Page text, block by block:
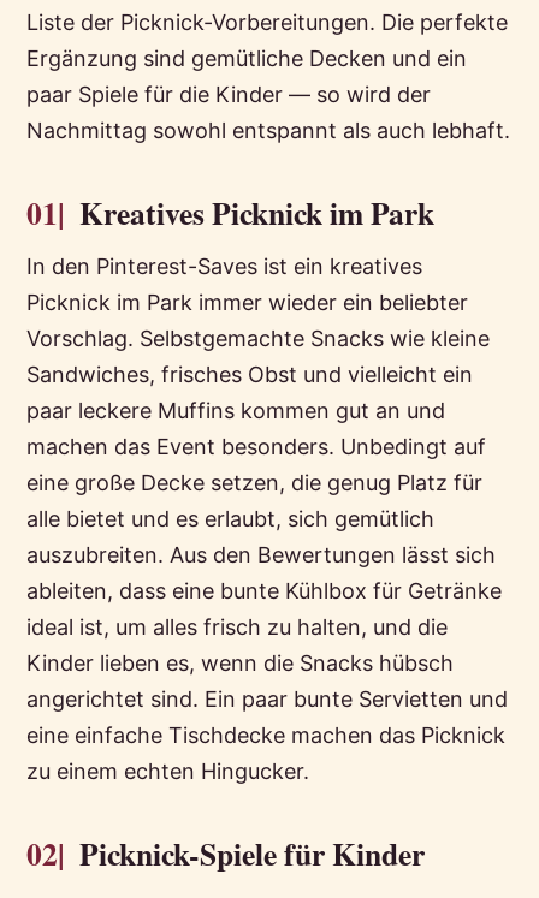
Liste der Picknick-Vorbereitungen. Die perfekte
Ergänzung sind gemütliche Decken und ein
paar Spiele für die Kinder — so wird der
Nachmittag sowohl entspannt als auch lebhaft.
01| Kreatives Picknick im Park
In den Pinterest-Saves ist ein kreatives
Picknick im Park immer wieder ein beliebter
Vorschlag. Selbstgemachte Snacks wie kleine
Sandwiches, frisches Obst und vielleicht ein
paar leckere Muffins kommen gut an und
machen das Event besonders. Unbedingt auf
eine große Decke setzen, die genug Platz für
alle bietet und es erlaubt, sich gemütlich
auszubreiten. Aus den Bewertungen lässt sich
ableiten, dass eine bunte Kühlbox für Getränke
ideal ist, um alles frisch zu halten, und die
Kinder lieben es, wenn die Snacks hübsch
angerichtet sind. Ein paar bunte Servietten und
eine einfache Tischdecke machen das Picknick
zu einem echten Hingucker.
02| Picknick-Spiele für Kinder